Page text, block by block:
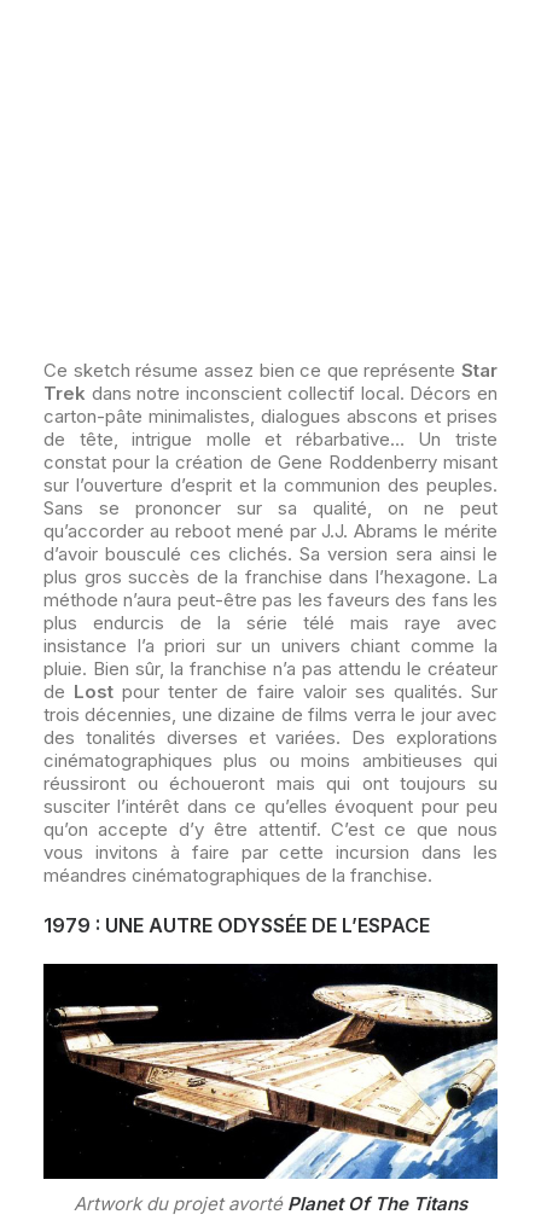
Ce sketch résume assez bien ce que représente Star
Trek dans notre inconscient collectif local. Décors en
carton-pâte minimalistes, dialogues abscons et prises
de tête, intrigue molle et rébarbative… Un triste
constat pour la création de Gene Roddenberry misant
sur l’ouverture d’esprit et la communion des peuples.
Sans se prononcer sur sa qualité, on ne peut
qu’accorder au reboot mené par J.J. Abrams le mérite
d’avoir bousculé ces clichés. Sa version sera ainsi le
plus gros succès de la franchise dans l’hexagone. La
méthode n’aura peut-être pas les faveurs des fans les
plus endurcis de la série télé mais raye avec
insistance l’a priori sur un univers chiant comme la
pluie. Bien sûr, la franchise n’a pas attendu le créateur
de Lost pour tenter de faire valoir ses qualités. Sur
trois décennies, une dizaine de films verra le jour avec
des tonalités diverses et variées. Des explorations
cinématographiques plus ou moins ambitieuses qui
réussiront ou échoueront mais qui ont toujours su
susciter l’intérêt dans ce qu’elles évoquent pour peu
qu’on accepte d’y être attentif. C’est ce que nous
vous invitons à faire par cette incursion dans les
méandres cinématographiques de la franchise.
1979 : UNE AUTRE ODYSSÉE DE L’ESPACE
Artwork du projet avorté Planet Of The Titans